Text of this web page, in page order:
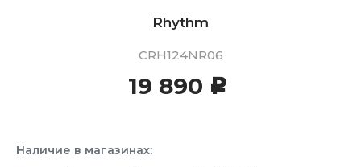
Rhythm
CRH124NR06
19 890 c
Наличие в магазинах: